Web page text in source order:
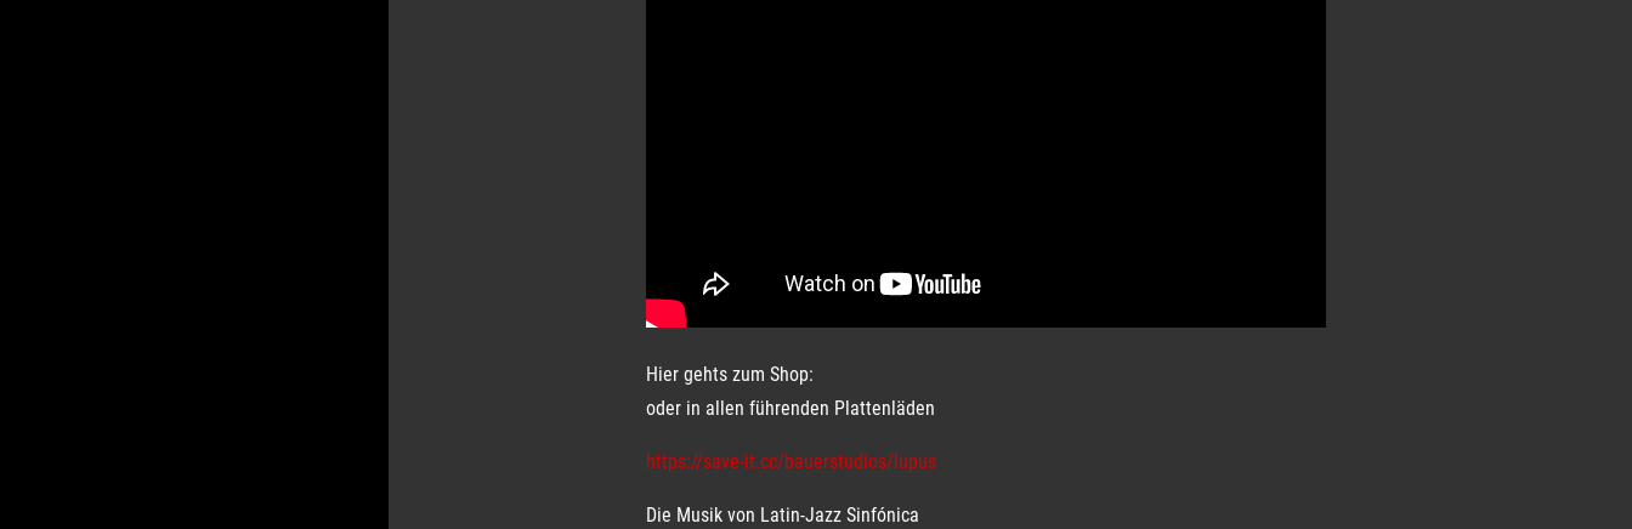
Hier gehts zum Shop:
oder in allen führenden Plattenläden
https://save-it.cc/bauerstudios/lupus
Die Musik von Latin-Jazz Sinfónica